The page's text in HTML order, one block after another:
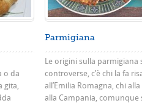
o da
gita,
Parmigiana
Le origini sulla parmigiana
controverse, c’è chi la fa
all’Emilia Romagna, chi
alla Campania, comunque